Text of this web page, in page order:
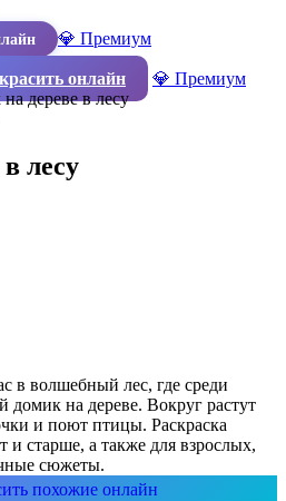
💎 Премиум
онлайн
💎 Премиум
дереве в лесу
лесу
в волшебный лес, где среди
домик на дереве. Вокруг растут
и поют птицы. Раскраска
и старше, а также для взрослых,
сюжеты.
похожие онлайн